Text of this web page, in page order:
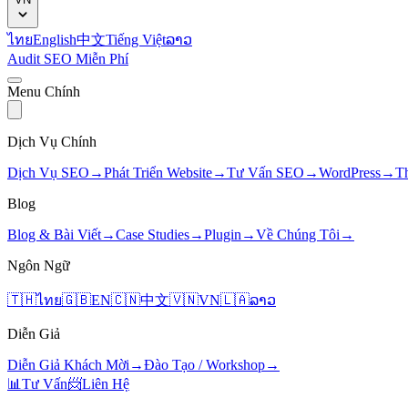
ไทยEnglish中文Tiếng Việtລາວ
Audit SEO Miễn Phí
Menu Chính
Dịch Vụ Chính
Dịch Vụ SEO →Phát Triển Website→Tư Vấn SEO →WordPress→
Blog
Blog & Bài Viết→Case Studies→Plugin →Về Chúng Tôi →
Ngôn Ngữ
🇹🇭ไทย🇬🇧EN🇨🇳中文🇻🇳VN🇱🇦ລາວ
Diễn Giả
Diễn Giả Khách Mời →Đào Tạo / Workshop→
📊 Tư Vấn📨Liên Hệ